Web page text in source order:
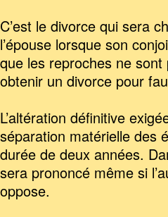
C’est le divorce qui sera
l’épouse lorsque son
que les reproches ne
obtenir un divorce pour
L’altération définitive
séparation matérielle des
durée de deux années.
sera prononcé même si
oppose.